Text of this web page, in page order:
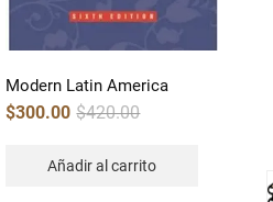
Modern Latin America
$420.00Original
$300.00
Current
Añadir al carrito